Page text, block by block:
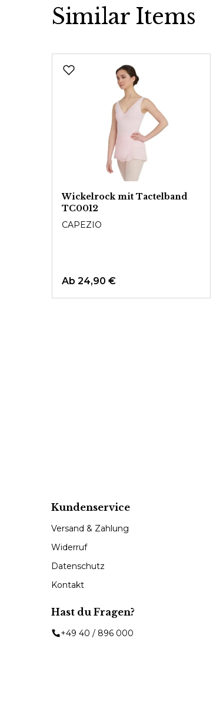
Similar Items
Wickelrock mit Tactelband
TC0012
CAPEZIO
Ab 24,90 €
Kundenservice
Versand & Zahlung
Widerruf
Datenschutz
Kontakt
Hast du Fragen?
+49 40 / 896 000